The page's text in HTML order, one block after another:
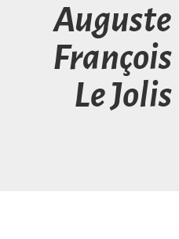
Auguste
François
Le Jolis